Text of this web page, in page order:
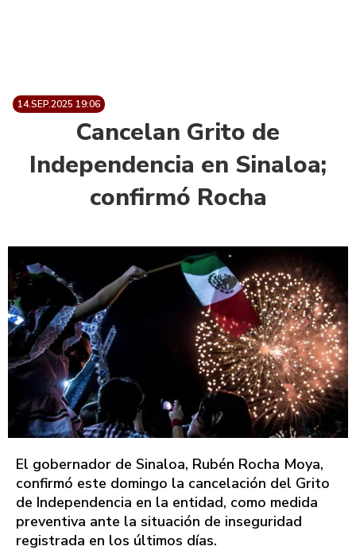
14.SEP.2025 19:06
Cancelan Grito de
Independencia en Sinaloa;
confirmó Rocha
El gobernador de Sinaloa, Rubén Rocha Moya,
confirmó este domingo la cancelación del Grito
de Independencia en la entidad, como medida
preventiva ante la situación de inseguridad
registrada en los últimos días.